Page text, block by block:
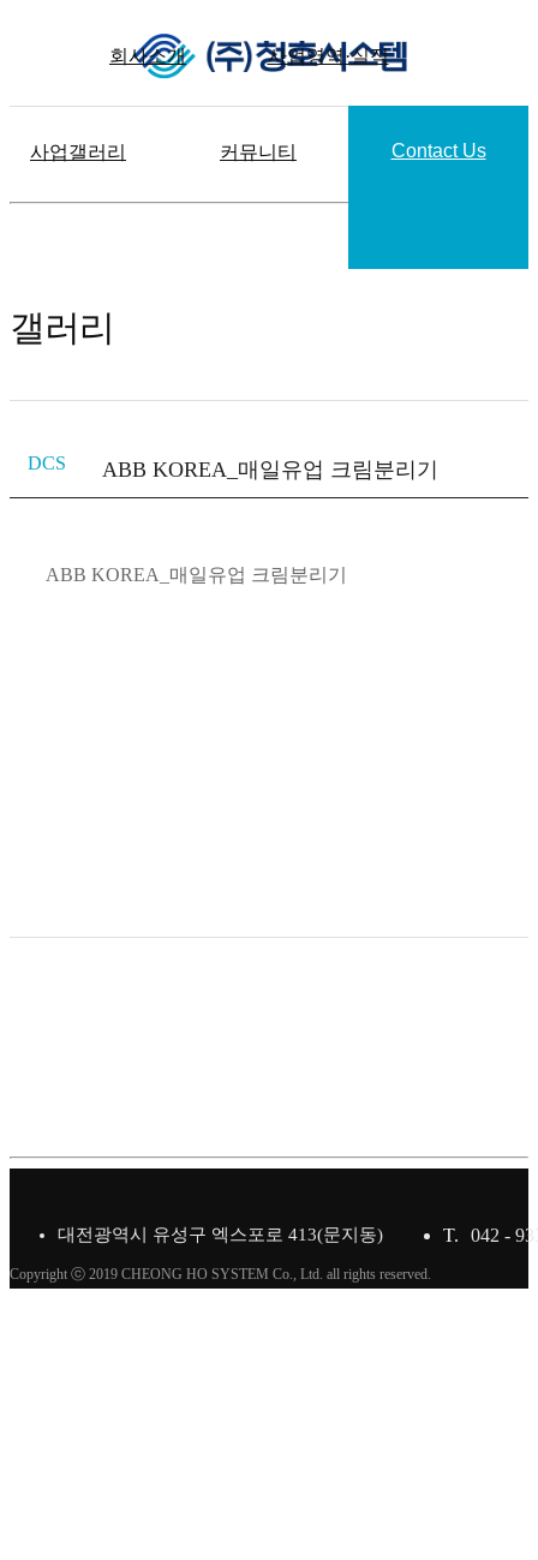
회사소개 사업영역·실적
사업갤러리 커뮤니티 Contact Us
갤러리
DCS ABB KOREA_매일유업 크림분리기
ABB KOREA_매일유업 크림분리기
대전광역시 유성구 엑스포로 413(문지동) T. 042 -
Copyright ⓒ 2019 CHEONG HO SYSTEM Co., Ltd. all rights reserved.